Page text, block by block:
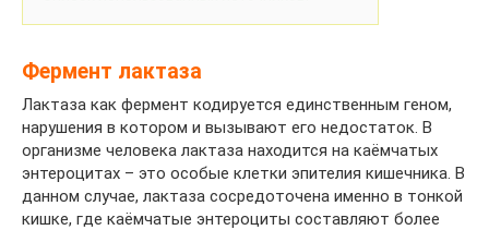
Фермент лактаза
Лактаза как фермент кодируется единственным геном,
нарушения в котором и вызывают его недостаток. В
организме человека лактаза находится на каёмчатых
энтероцитах – это особые клетки эпителия кишечника. В
данном случае, лактаза сосредоточена именно в тонкой
кишке, где каёмчатые энтероциты составляют более